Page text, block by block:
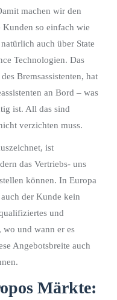
machen wir den
so einfach wie
auch über State
Technologien. Das
Bremsassistenten, hat
an Bord – was
ist. All das sind
verzichten muss.
ist
das Vertriebs- uns
können. In Europa
der Kunde kein
und
wo und wann er es
Angebotsbreite auch
Märkte: